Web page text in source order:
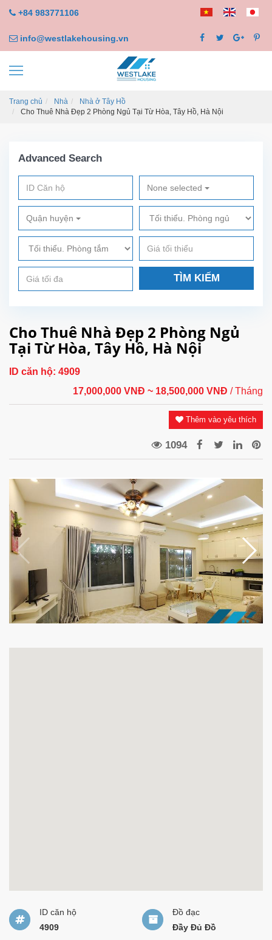
+84 983771106
info@westlakehousing.vn
Trang chủ Nhà
Nhà ở Tây Hồ
Cho Thuê Nhà Đẹp 2 Phòng Ngủ Tại Từ Hòa, Tây Hồ, Hà Nội
Advanced Search
None selected
Quận huyện
TÌM KIẾM
Cho Thuê Nhà Đẹp 2 Phòng Ngủ
Tại Từ Hòa, Tây Hồ, Hà Nội
ID căn hộ: 4909
17,000,000 VNĐ ~ 18,500,000 VNĐ / Tháng
Thêm vào yêu thích
1094
ID căn hộ
4909
Đồ đạc
Đầy Đủ Đồ